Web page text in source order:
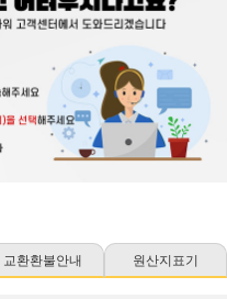
교환환불안내 원산지표기